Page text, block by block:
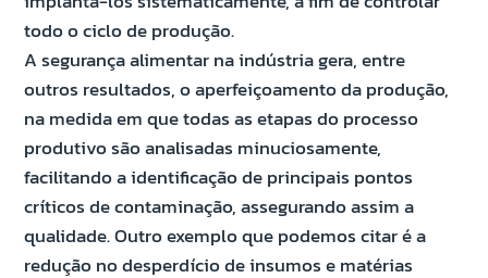
todo o ciclo de produção.
A segurança alimentar na indústria gera, entre
outros resultados, o aperfeiçoamento da produção,
na medida em que todas as etapas do processo
produtivo são analisadas minuciosamente,
facilitando a identificação de principais pontos
críticos de contaminação, assegurando assim a
qualidade. Outro exemplo que podemos citar é a
redução no desperdício de insumos e matérias